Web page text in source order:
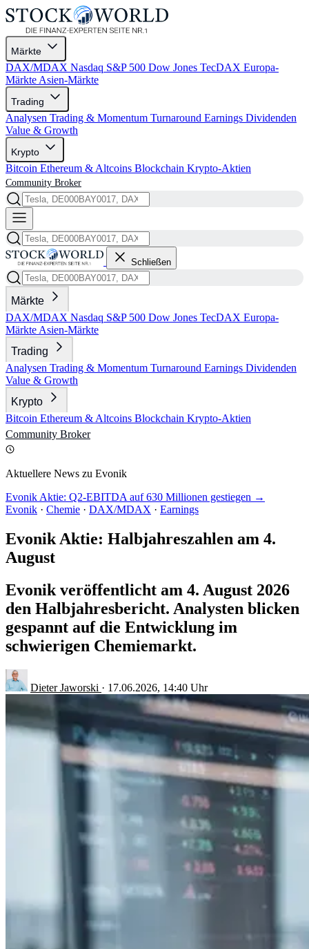
Märkte
DAX/MDAX Nasdaq S&P 500 Dow Jones TecDAX Europa-
Märkte Asien-Märkte
Trading
Analysen Trading & Momentum Turnaround Earnings Dividenden
Value & Growth
Krypto
Bitcoin Ethereum & Altcoins Blockchain Krypto-Aktien
Community Broker
Schließen
Märkte
DAX/MDAX Nasdaq S&P 500 Dow Jones TecDAX Europa-
Märkte Asien-Märkte
Trading
Analysen Trading & Momentum Turnaround Earnings Dividenden
Value & Growth
Krypto
Bitcoin Ethereum & Altcoins Blockchain Krypto-Aktien
Community Broker
Aktuellere News zu Evonik
Evonik Aktie: Q2-EBITDA auf 630 Millionen gestiegen →
Evonik · Chemie · DAX/MDAX · Earnings
Evonik Aktie: Halbjahreszahlen am 4.
August
Evonik veröffentlicht am 4. August 2026
den Halbjahresbericht. Analysten blicken
gespannt auf die Entwicklung im
schwierigen Chemiemarkt.
Dieter Jaworski · 17.06.2026, 14:40 Uhr